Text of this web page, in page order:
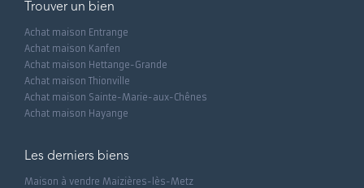
Trouver un bien
Achat maison Entrange
Achat maison Kanfen
Achat maison Hettange-Grande
Achat maison Thionville
Achat maison Sainte-Marie-aux-Chênes
Achat maison Hayange
Les derniers biens
Maison à vendre Maizières-lès-Metz